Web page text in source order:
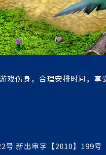
伤身，合理安排时间，享
新出审字【2010】199号